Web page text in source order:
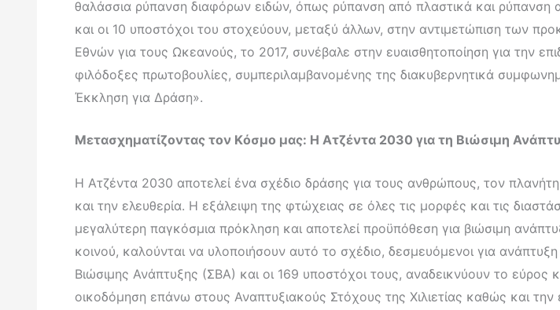
θαλάσσια ρύπανση διαφόρων ειδών, όπως ρύπανση από πλαστικά και
και οι 10 υποστόχοι του στοχεύουν, μεταξύ άλλων, στην αντιμετώπιση
Εθνών για τους Ωκεανούς, το 2017, συνέβαλε στην ευαισθητοποίηση για την
φιλόδοξες πρωτοβουλίες, συμπεριλαμβανομένης της διακυβερνητικά
Έκκληση για Δράση».
Μετασχηματίζοντας τον Kόσμο μας: Η Ατζέντα 2030 για τη Βιώσιμη
Η Ατζέντα 2030 αποτελεί ένα σχέδιο δράσης για τους ανθρώπους, τον
και την ελευθερία. Η εξάλειψη της φτώχειας σε όλες τις μορφές και τις
μεγαλύτερη παγκόσμια πρόκληση και αποτελεί προϋπόθεση για βιώσιμη
κοινού, καλούνται να υλοποιήσουν αυτό το σχέδιο, δεσμευόμενοι για
Βιώσιμης Ανάπτυξης (ΣΒΑ) και οι 169 υποστόχοι τους, αναδεικνύουν το εύρος
οικοδόμηση επάνω στους Αναπτυξιακούς Στόχους της Χιλιετίας καθώς και